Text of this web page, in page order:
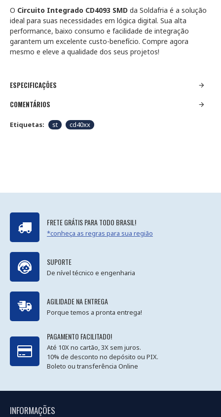
O Circuito Integrado CD4093 SMD da Soldafria é a solução
ideal para suas necessidades em lógica digital. Sua alta
performance, baixo consumo e facilidade de integração
garantem um excelente custo-benefício. Compre agora
mesmo e eleve a qualidade dos seus projetos!
ESPECIFICAÇÕES
COMENTÁRIOS
Etiquetas: st cd40xx
FRETE GRÁTIS PARA TODO BRASIL!
*conheça as regras para sua região
SUPORTE
De nível técnico e engenharia
AGILIDADE NA ENTREGA
Porque temos a pronta entrega!
PAGAMENTO FACILITADO!
Até 10X no cartão, 3X sem juros.
10% de desconto no depósito ou PIX.
Boleto ou transferência Online
INFORMAÇÕES